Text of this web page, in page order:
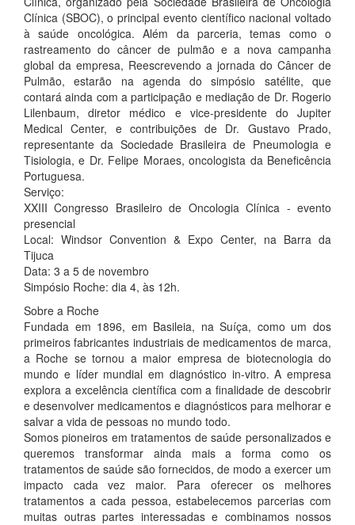
Clínica (SBOC), o principal evento científico nacional voltado
à saúde oncológica. Além da parceria, temas como o
rastreamento do câncer de pulmão e a nova campanha
global da empresa, Reescrevendo a jornada do Câncer de
Pulmão, estarão na agenda do simpósio satélite, que
contará ainda com a participação e mediação de Dr. Rogerio
Lilenbaum, diretor médico e vice-presidente do Jupiter
Medical Center, e contribuições de Dr. Gustavo Prado,
representante da Sociedade Brasileira de Pneumologia e
Tisiologia, e Dr. Felipe Moraes, oncologista da Beneficência
Portuguesa.
Serviço:
XXIII Congresso Brasileiro de Oncologia Clínica - evento
presencial
Local: Windsor Convention & Expo Center, na Barra da
Tijuca
Data: 3 a 5 de novembro
Simpósio Roche: dia 4, às 12h.
Sobre a Roche
Fundada em 1896, em Basileia, na Suíça, como um dos
primeiros fabricantes industriais de medicamentos de marca,
a Roche se tornou a maior empresa de biotecnologia do
mundo e líder mundial em diagnóstico in-vitro. A empresa
explora a excelência científica com a finalidade de descobrir
e desenvolver medicamentos e diagnósticos para melhorar e
salvar a vida de pessoas no mundo todo.
Somos pioneiros em tratamentos de saúde personalizados e
queremos transformar ainda mais a forma como os
tratamentos de saúde são fornecidos, de modo a exercer um
impacto cada vez maior. Para oferecer os melhores
tratamentos a cada pessoa, estabelecemos parcerias com
muitas outras partes interessadas e combinamos nossos